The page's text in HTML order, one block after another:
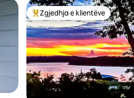
Më të mirat e zgjedhjeve të
Zgjedhja e klientëve